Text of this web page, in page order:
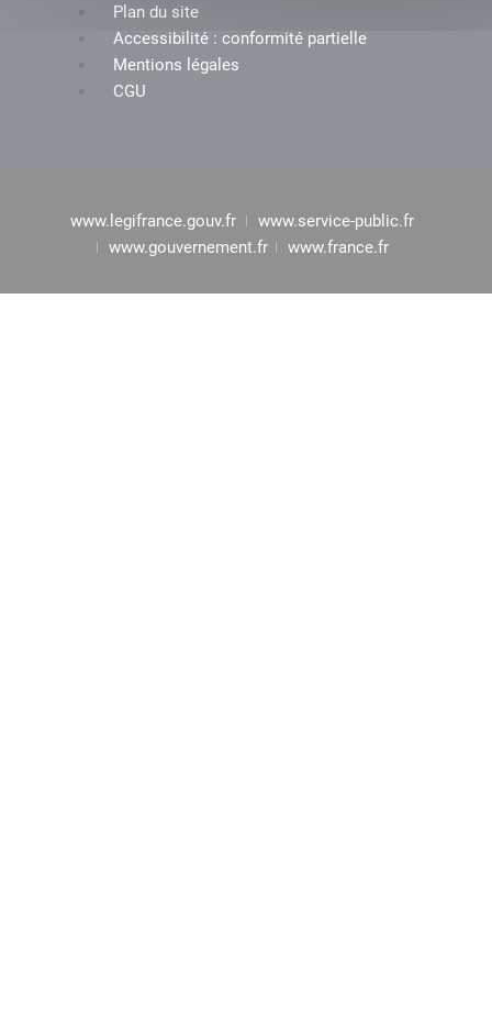
Plan du site
Accessibilité : conformité partielle
Mentions légales
CGU
www.legifrance.gouv.fr
www.service-public.fr
www.gouvernement.fr
www.france.fr